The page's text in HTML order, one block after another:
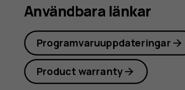
Användbara länkar
Programvaruuppdateringar
Product warranty